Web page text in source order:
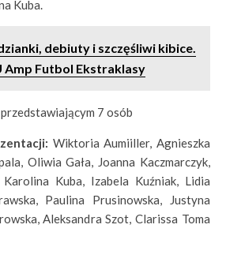
Kuba.
debiuty i szczęśliwi kibice.
Amp Futbol Ekstraklasy
Wiktoria Aumiiller, Agnieszka
Oliwia Gała, Joanna Kaczmarczyk,
Kuba, Izabela Kuźniak, Lidia
Paulina Prusinowska, Justyna
Aleksandra Szot, Clarissa Toma